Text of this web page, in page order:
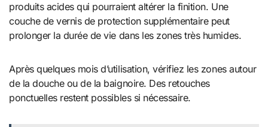
produits acides qui pourraient altérer la finition. Une
couche de vernis de protection supplémentaire peut
prolonger la durée de vie dans les zones très humides.
Après quelques mois d’utilisation, vérifiez les zones autour
de la douche ou de la baignoire. Des retouches
ponctuelles restent possibles si nécessaire.